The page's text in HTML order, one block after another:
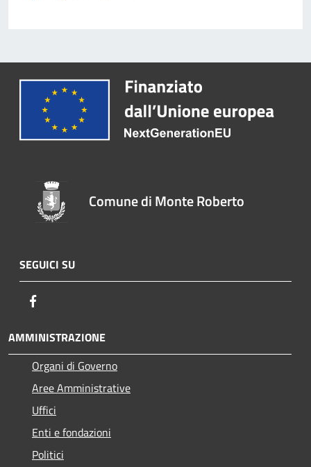
Comune di Monte Roberto
SEGUICI SU
AMMINISTRAZIONE
Organi di Governo
Aree Amministrative
Uffici
Enti e fondazioni
Politici